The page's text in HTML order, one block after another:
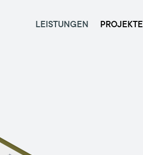
LEISTUNGEN PROJEKTE